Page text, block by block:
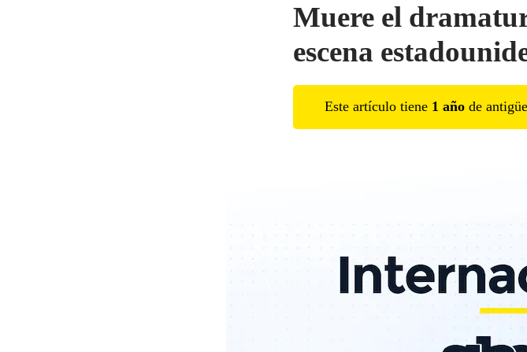
Muere el
escena
Este artículo tiene 1 año de